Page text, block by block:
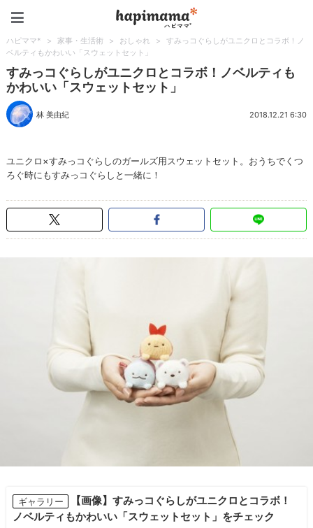
ハピママ* > 家事・生活術 > おしゃれ >
すみっコぐらしがユニクロとコラボ！ノ
ベルティもかわいい「スウェットセット」
すみっコぐらしがユニクロとコラボ！ノベルティも
かわいい「スウェットセット」
林 美由紀 2018.12.21 6:30
ユニクロ×すみっコぐらしのガールズ用スウェットセット。おうちでくつ
ろぐ時にもすみっコぐらしと一緒に！
ギャラリー
【画像】すみっコぐらしがユニクロとコラボ！
ノベルティもかわいい「スウェットセット」をチェック